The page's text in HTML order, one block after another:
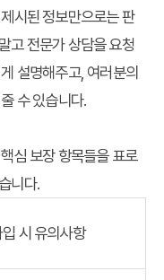
시된 정보만으로는 판
고 전문가 상담을 요청
설명해주고, 여러분의
수 있습니다.
심 보장 항목들을 표로
니다.
시 유의사항